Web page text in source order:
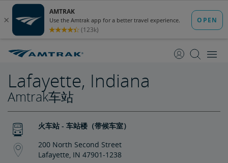
至
至
Lafayette, Indiana
Amtrak车站
火车站 - 车站楼（带候车室）
200 North Second Street
Lafayette, IN 47901-1238